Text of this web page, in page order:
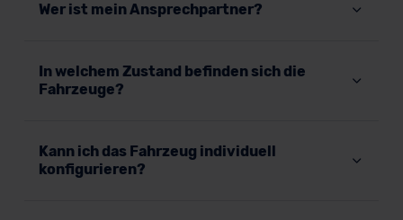
Wer ist mein Ansprechpartner?
In welchem Zustand befinden sich die
Fahrzeuge?
Kann ich das Fahrzeug individuell
konfigurieren?